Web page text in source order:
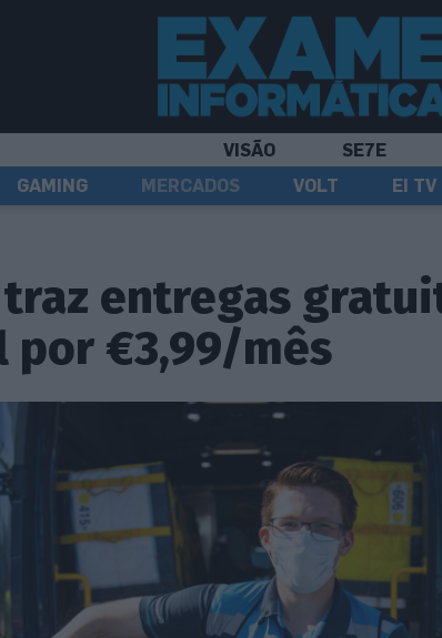
VISÃO
SE7E
GAMING MERCADOS VOLT EI TV
entregas
por €3,99/mês